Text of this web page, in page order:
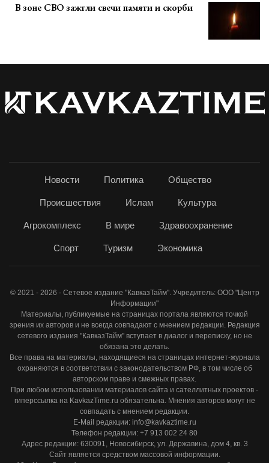
В зоне СВО зажгли свечи памяти и скорби
Новости Политика Общество
Происшествия Ислам Культура
Агрокомплекс В мире Здравоохранение
Спорт Туризм Экономика
© 2021 - 2026 - Сетевое издание "КавказТайм". Учредитель: ООО "Центр
Информации"
Материалы, публикуемые на страницах портала являются точкой
зрения их авторов и не всегда совпадают с мнением редакции. Редакция
сетевого издания "КавказТайм" вступает в диалог и переписку, но не
обязана это делать.
Все права на материалы, находящиеся на страницах интернет-журнала
охраняются в соответствии с законодательством РФ, в том числе об
авторском праве и смежных правах.
При любом использовании материалов сайта и сателлитных проектов -
гиперссылка на KavkazTime.ru обязательна. Мнения авторов могут не
совпадать с мнением редакции.
E-Mail редакции: info@kavkaztime.ru
Телефон редакции: +7 913 002 24 80
Адрес редакции: 630091, Новосибирск, ул. Державина, дом 4, кв. 3
Сайт является средством массовой информации.